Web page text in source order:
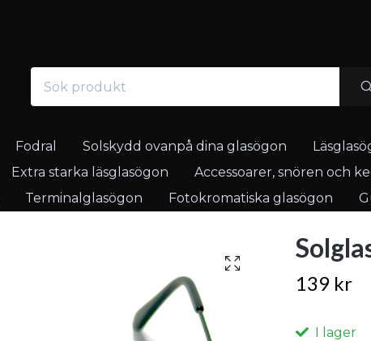
Fodral Solskydd ovanpå dina glasögon
Extra starka läsglasögon Accessoarer, snören och
Terminalglasögon Fotokromatiska glasögon
139 kr
I lager